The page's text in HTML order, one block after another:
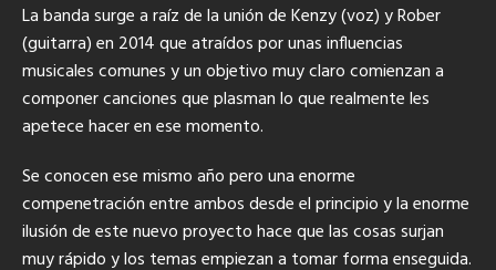
La banda surge a raíz de la unión de Kenzy (voz) y Rober
(guitarra) en 2014 que atraídos por unas influencias
musicales comunes y un objetivo muy claro comienzan a
componer canciones que plasman lo que realmente les
apetece hacer en ese momento.
Se conocen ese mismo año pero una enorme
compenetración entre ambos desde el principio y la enorme
ilusión de este nuevo proyecto hace que las cosas surjan
muy rápido y los temas empiezan a tomar forma enseguida.